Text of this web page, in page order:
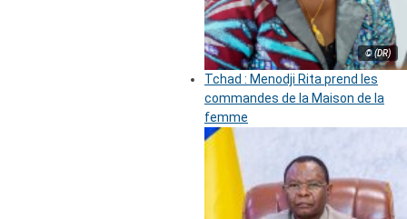
© (DR)
Tchad : Menodji Rita prend les
commandes de la Maison de la
femme